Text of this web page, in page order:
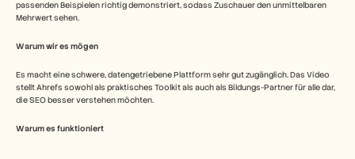
passenden Beispielen richtig demonstriert, sodass Zuschauer den unmittelbaren
Mehrwert sehen.
Warum wir es mögen
Es macht eine schwere, datengetriebene Plattform sehr gut zugänglich. Das Video
stellt Ahrefs sowohl als praktisches Toolkit als auch als Bildungs-Partner für alle dar,
die SEO besser verstehen möchten.
Warum es funktioniert